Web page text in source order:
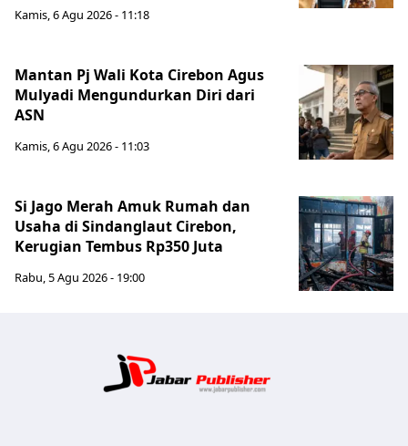
Kamis, 6 Agu 2026 - 11:18
Mantan Pj Wali Kota Cirebon Agus
Mulyadi Mengundurkan Diri dari
ASN
Kamis, 6 Agu 2026 - 11:03
Si Jago Merah Amuk Rumah dan
Usaha di Sindanglaut Cirebon,
Kerugian Tembus Rp350 Juta
Rabu, 5 Agu 2026 - 19:00